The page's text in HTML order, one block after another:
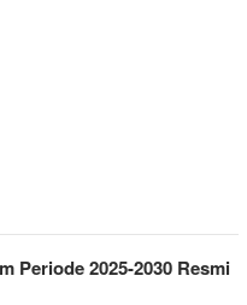
Periode 2025-2030 Resmi